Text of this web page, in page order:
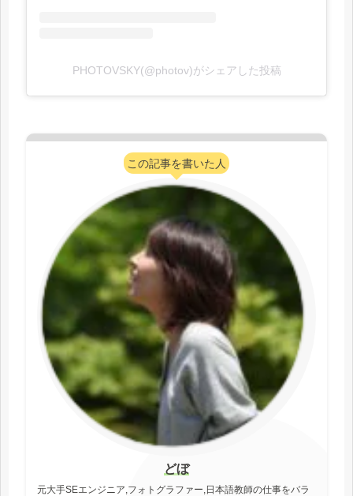
PHOTOVSKY(@photov)がシェアした投稿
この記事を書いた人
どぼ
元大手SEエンジニア,フォトグラファー,日本語教師の仕事をバラ